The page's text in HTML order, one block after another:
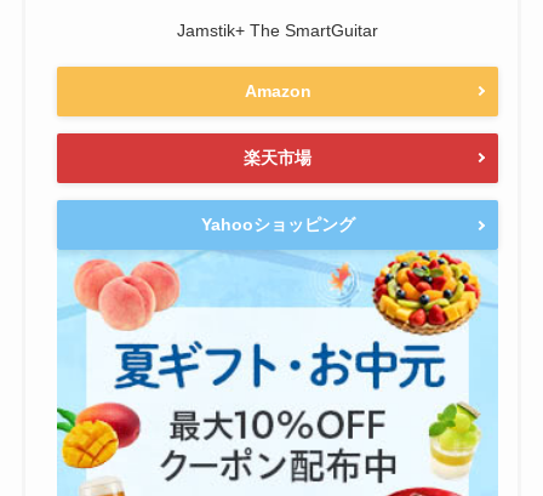
Jamstik+ The SmartGuitar
Amazon
楽天市場
Yahooショッピング